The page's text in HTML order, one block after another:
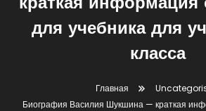
краткая информация
для учебника для
класса
Главная
Биография Василия Шукшина — краткая